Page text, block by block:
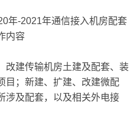
年-2021年通信接入机房配套
内容
改建传输机房土建及配套、装
目；新建、扩建、改建微配
涉及配套，以及相关外电接